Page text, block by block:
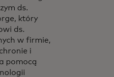
ds.
który
ds.
w firmie,
i
pomocą